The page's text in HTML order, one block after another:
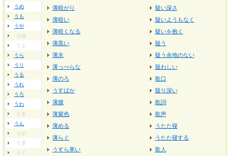
うめ
うも
うや
うゆ
うよ
うら
うり
うる
うれ
うろ
うわ
うを
うん
うが
うぎ
うぐ
薄暗がり
薄暗い
薄暗くなる
薄黒い
薄氷
薄っぺらな
薄のろ
うすばか
薄膜
薄紫色
薄める
薄らぐ
うすら寒い
疑い深さ
疑いようもなく
疑いを抱く
疑う
疑う余地のない
疑わしい
歌口
疑り深い
歌詞
歌声
うたた寝
うたた寝する
歌人